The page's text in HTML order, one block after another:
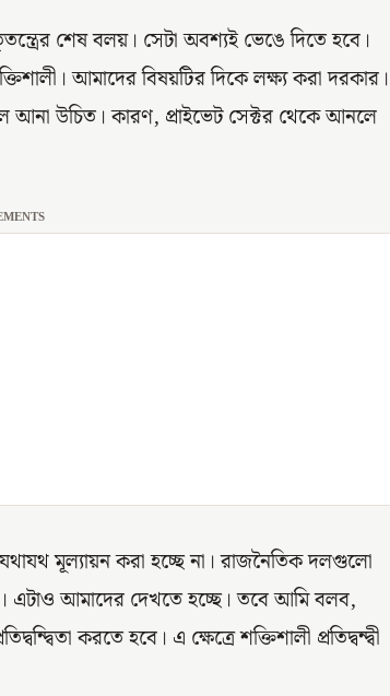
শেষ বলয়। সেটা অবশ্যই ভেঙে দিতে হবে।
আমাদের বিষয়টির দিকে লক্ষ্য করা দরকার।
আনা উচিত। কারণ, প্রাইভেট সেক্টর থেকে আনলে
মূল্যায়ন করা হচ্ছে না। রাজনৈতিক দলগুলো
এটাও আমাদের দেখতে হচ্ছে। তবে আমি বলব,
করতে হবে। এ ক্ষেত্রে শক্তিশালী প্রতিদ্বন্দ্বী